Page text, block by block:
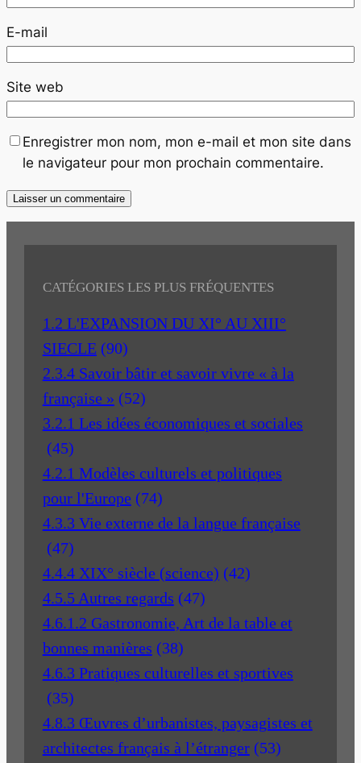
E-mail
Site web
Enregistrer mon nom, mon e-mail et mon site dans
le navigateur pour mon prochain commentaire.
CATÉGORIES LES PLUS FRÉQUENTES
1.2 L'EXPANSION DU XI° AU XIII°
SIECLE (90)
2.3.4 Savoir bâtir et savoir vivre « à la
française » (52)
3.2.1 Les idées économiques et sociales
(45)
4.2.1 Modèles culturels et politiques
pour l'Europe (74)
4.3.3 Vie externe de la langue française
(47)
4.4.4 XIX° siècle (science) (42)
4.5.5 Autres regards (47)
4.6.1.2 Gastronomie, Art de la table et
bonnes manières (38)
4.6.3 Pratiques culturelles et sportives
(35)
4.8.3 Œuvres d’urbanistes, paysagistes et
architectes français à l’étranger (53)